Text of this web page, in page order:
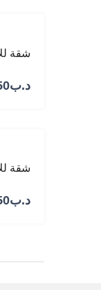
د.ب‎350/شهريا
د.ب‎550/شهريا